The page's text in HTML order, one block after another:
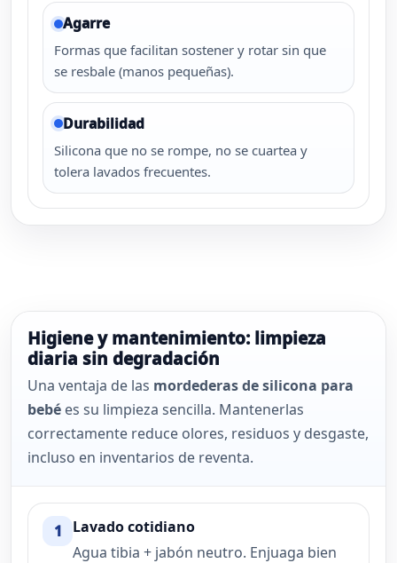
Agarre
Formas que facilitan sostener y rotar sin que
se resbale (manos pequeñas).
Durabilidad
Silicona que no se rompe, no se cuartea y
tolera lavados frecuentes.
Higiene y mantenimiento: limpieza
diaria sin degradación
Una ventaja de las mordederas de silicona para
bebé es su limpieza sencilla. Mantenerlas
correctamente reduce olores, residuos y desgaste,
incluso en inventarios de reventa.
1
Lavado cotidiano
Agua tibia + jabón neutro. Enjuaga bien